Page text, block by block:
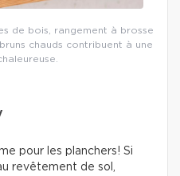
de bois, rangement à brosse
chauds contribuent à une
pour les planchers! Si
revêtement de sol,